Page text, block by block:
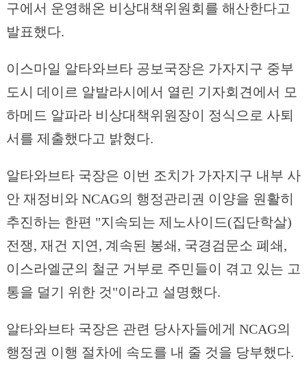
구에서 운영해온 비상대책위원회를 해산한다고
발표했다.
이스마일 알타와브타 공보국장은 가자지구 중부
도시 데이르 알발라시에서 열린 기자회견에서 모
하메드 알파라 비상대책위원장이 정식으로 사퇴
서를 제출했다고 밝혔다.
알타와브타 국장은 이번 조치가 가자지구 내부 사
안 재정비와 NCAG의 행정관리권 이양을 원활히
추진하는 한편 "지속되는 제노사이드(집단학살)
전쟁, 재건 지연, 계속된 봉쇄, 국경검문소 폐쇄,
이스라엘군의 철군 거부로 주민들이 겪고 있는 고
통을 덜기 위한 것"이라고 설명했다.
알타와브타 국장은 관련 당사자들에게 NCAG의
행정권 이행 절차에 속도를 내 줄 것을 당부했다.